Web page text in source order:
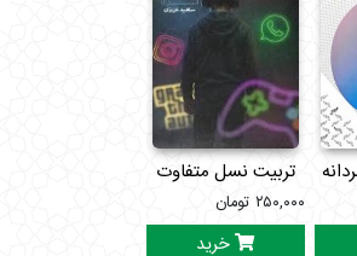
تربیت نسل متفاوت
۲۵۰,۰۰۰ تومان
خرید